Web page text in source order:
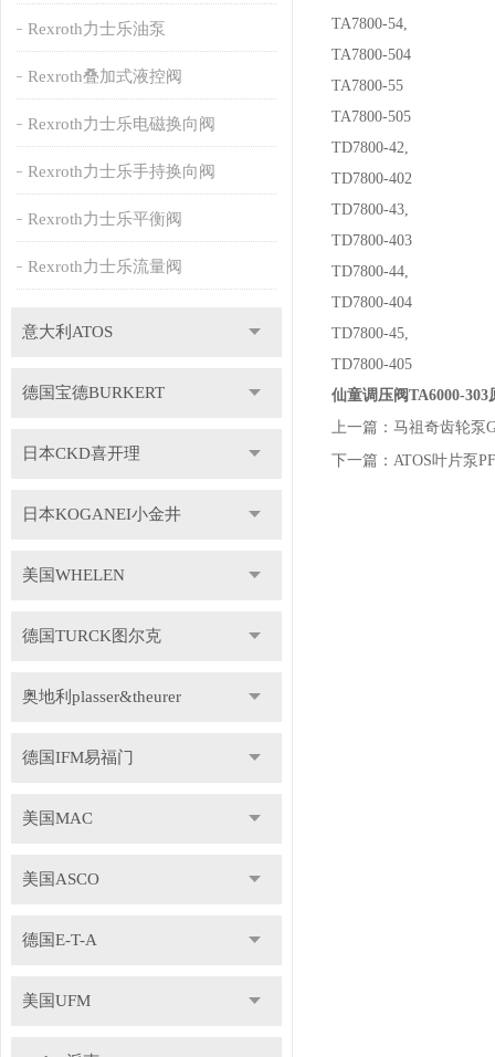
Rexroth力士乐油泵
Rexroth叠加式液控阀
Rexroth力士乐电磁换向阀
Rexroth力士乐手持换向阀
Rexroth力士乐平衡阀
Rexroth力士乐流量阀
意大利ATOS
德国宝德BURKERT
日本CKD喜开理
日本KOGANEI小金井
美国WHELEN
德国TURCK图尔克
奥地利plasser&theurer
德国IFM易福门
美国MAC
美国ASCO
德国E-T-A
美国UFM
TA7800-54,
TA7800-504
TA7800-55
TA7800-505
TD7800-42,
TD7800-402
TD7800-43,
TD7800-403
TD7800-44,
TD7800-404
TD7800-45,
TD7800-405
仙童调压阀TA6000-303
上一篇： 马祖奇齿轮泵
下一篇： ATOS叶片泵